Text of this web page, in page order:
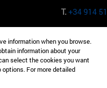
T.+34 914
Nueva York Maria-
Múnich
T.+49 89
information when you browse.
information about your
select the cookies you want
For more detailed